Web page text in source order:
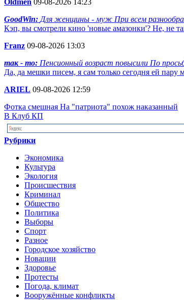
Oldmen 09-08-2026 14:23
GoodWin: Для женщины - муж При всем
Кэп, вы смотрели кино 'новые амазонки'? Не, не
Franz 09-08-2026 13:03
так - то: Пенсионный возраст повысили По
Да, да мешки писем, я сам только сегодня ей
ARIEL 09-08-2026 12:59
Фотка смешная На "патриота" похож наказанный
В Клуб КП
Рубрики
Экономика
Культура
Экология
Происшествия
Криминал
Общество
Политика
Выборы
Спорт
Разное
Городское хозяйство
Новации
Здоровье
Протесты
Погода, климат
Вооружённые конфликты